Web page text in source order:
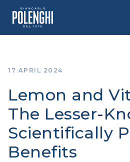
17 APRIL 2024
Lemon and
The Lesser-
Scientifically
Benefits